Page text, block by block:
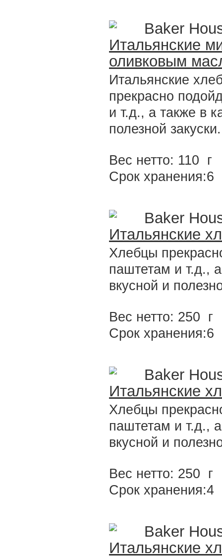
Baker
Итальянские
оливковым
Итальянские
прекрасно
и т.д., а также в
полезной закуски.
Вес нетто: 110 г
Срок хранения:6
Baker
Итальянские
Хлебцы
паштетам и т.д.,
вкусной и
Вес нетто: 250 г
Срок хранения:6
Baker
Итальянские
Хлебцы
паштетам и т.д.,
вкусной и
Вес нетто: 250 г
Срок хранения:4
Baker
Итальянские